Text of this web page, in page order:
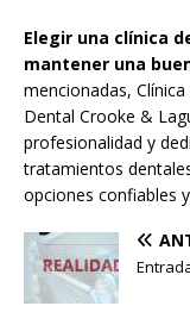
Elegir una clínica
mantener una
mencionadas,
Dental Crooke &
profesionalidad y
tratamientos
opciones confiables